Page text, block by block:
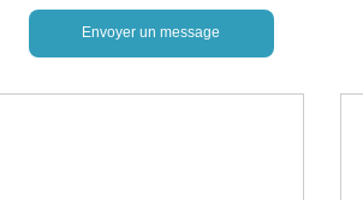
Envoyer un message